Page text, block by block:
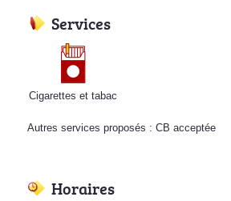
Services
Cigarettes et tabac
Autres services proposés : CB acceptée
Horaires